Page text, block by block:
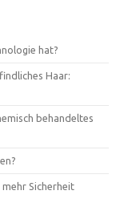
hat?
Haar:
behandeltes
Sicherheit